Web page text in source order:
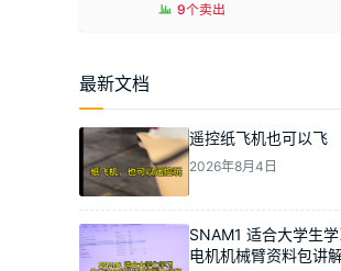
9个卖出
最新文档
遥控纸飞机也可以飞
2026年8月4日
SNAM1 适合大学生
电机机械臂资料包讲